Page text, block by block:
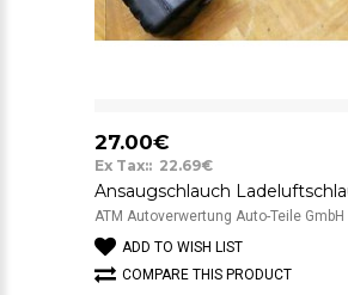
27.00€
Ex Tax:: 22.69€
ATM Autoverwertung Auto-Teile GmbH ..
ADD TO WISH LIST
COMPARE THIS PRODUCT